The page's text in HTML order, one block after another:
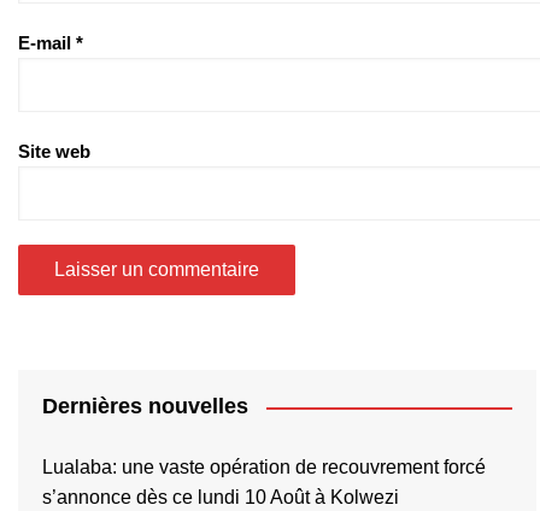
E-mail *
Site web
Dernières nouvelles
Lualaba: une vaste opération de recouvrement forcé
s’annonce dès ce lundi 10 Août à Kolwezi